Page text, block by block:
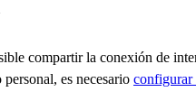
compartir la conexión de
es necesario configurar